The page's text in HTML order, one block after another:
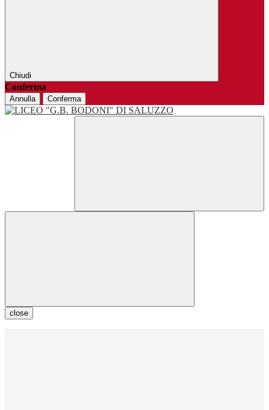
Chiudi
Conferma
Annulla Conferma
close